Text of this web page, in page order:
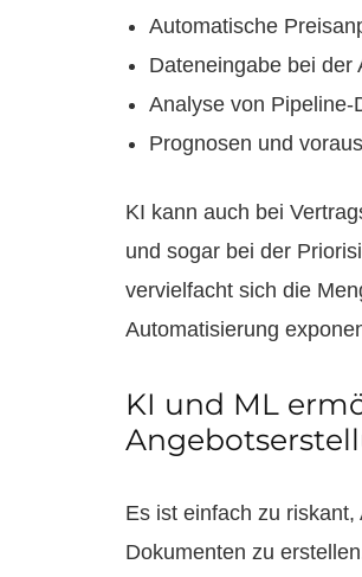
Automatische
Dateneingabe bei der
Analyse von Pipeline-
Prognosen und
KI kann auch bei
und sogar bei der
vervielfacht sich die
Automatisierung
KI und ML
Es ist einfach zu
Dokumenten zu